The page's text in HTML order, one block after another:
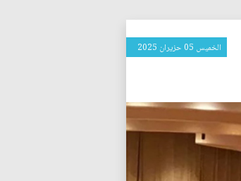
الخميس 05 حزيران 2025